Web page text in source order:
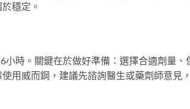
穩定。
時。關鍵在於做好準備：選擇合適劑量、
用威而鋼，建議先諮詢醫生或藥劑師意見